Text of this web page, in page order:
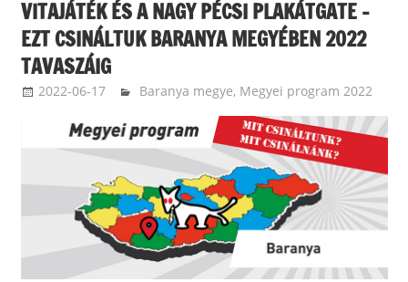
VITAJÁTÉK ÉS A NAGY PÉCSI PLAKÁTGATE –
EZT CSINÁLTUK BARANYA MEGYÉBEN 2022
TAVASZÁIG
2022-06-17 langdavid
Baranya megye, Megyei program 2022